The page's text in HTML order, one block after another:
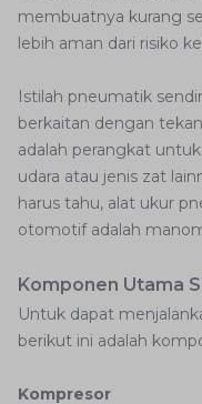
membuatnya kurang
lebih aman dari risiko
Istilah pneumatik
berkaitan dengan
adalah perangkat
udara atau jenis zat
harus tahu, alat ukur
otomotif adalah
Komponen Utama
Untuk dapat
berikut ini adalah
Kompresor